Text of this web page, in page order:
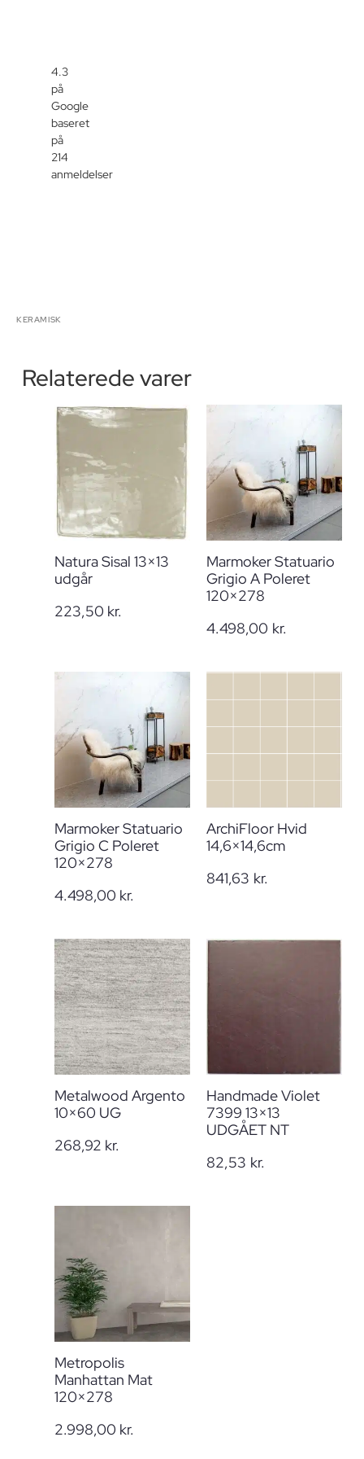
KERAMISK
4.3
på
Google
baseret
på
214
anmeldelser
Relaterede varer
Natura Sisal 13×13
udgår
223,50 kr.
Marmoker Statuario
Grigio A Poleret
120×278
4.498,00 kr.
Marmoker Statuario
Grigio C Poleret
120×278
4.498,00 kr.
ArchiFloor Hvid
14,6×14,6cm
841,63 kr.
Metalwood Argento
10×60 UG
268,92 kr.
Handmade Violet
7399 13×13
UDGÅET NT
82,53 kr.
Metropolis
Manhattan Mat
120×278
2.998,00 kr.